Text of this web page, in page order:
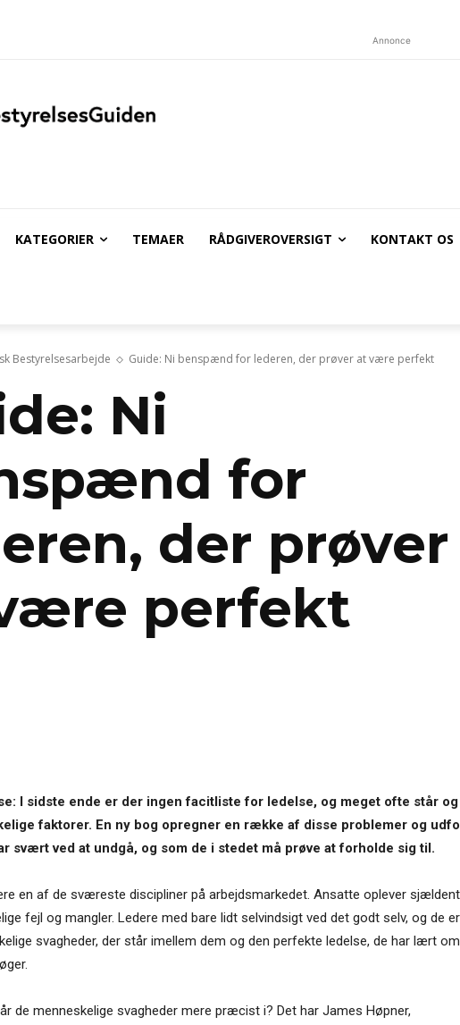
Annonce
KATEGORIER TEMAER RÅDGIVEROVERSIGT KONTAKT OS
Bestyrelsesarbejde Guide: Ni benspænd for lederen, der prøver at være perfekt
Ni
for
der prøver
perfekt
I sidste ende er der ingen facitliste for ledelse, og meget ofte står
faktorer. En ny bog opregner en række af disse problemer og
svært ved at undgå, og som de i stedet må prøve at forholde sig til.
en af de sværeste discipliner på arbejdsmarkedet. Ansatte oplever sjældent
fejl og mangler. Ledere med bare lidt selvindsigt ved det godt selv, og de
svagheder, der står imellem dem og den perfekte ledelse, de har lært
de menneskelige svagheder mere præcist i? Det har James Høpner,